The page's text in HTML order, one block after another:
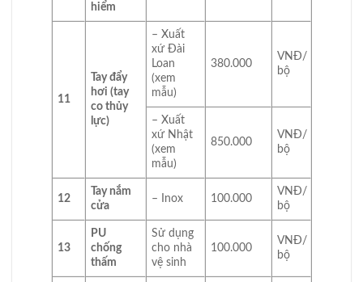
hiểm
11
Tay đẩy
hơi (tay
co thủy
lực)
– Xuất
xứ Đài
Loan
(xem
mẫu)
380.000
VNĐ/
bộ
– Xuất
xứ Nhật
(xem
mẫu)
850.000
VNĐ/
bộ
12
Tay nắm
cửa
– Inox 100.000
VNĐ/
bộ
13
PU
chống
thấm
Sử dụng
cho nhà
vệ sinh
100.000
VNĐ/
bộ